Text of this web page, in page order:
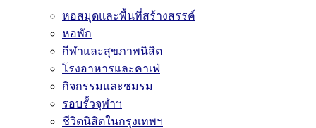
หอสมุดและพื้นที่สร้างสรรค์
หอพัก
กีฬาและสุขภาพนิสิต
โรงอาหารและคาเฟ่
กิจกรรมและชมรม
รอบรั้วจุฬาฯ
ชีวิตนิสิตในกรุงเทพฯ